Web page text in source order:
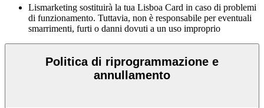
Lismarketing sostituirà la tua Lisboa Card in caso di problemi
di funzionamento. Tuttavia, non è responsabile per eventuali
smarrimenti, furti o danni dovuti a un uso improprio
Politica di riprogrammazione e
annullamento